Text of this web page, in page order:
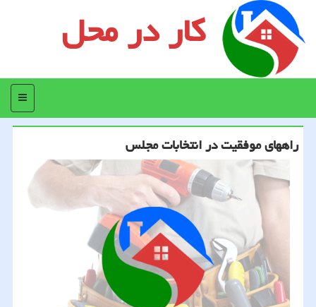
کار در محل
منو
راههای موفقیت در انتخابات مجلس